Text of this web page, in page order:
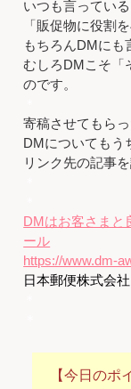
いつも言っている
「販促物に役割
もちろんDMにも
むしろDMこそ「
のです。
寄稿させてもら
DMについてもう
リンク先の記事
DMはお客さまと
ール
https://www.dm-
日本郵便株式会
【今日のポ